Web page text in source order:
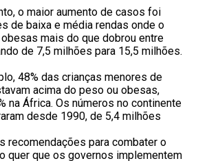
o maior aumento de casos foi
de baixa e média rendas onde o
mais do que dobrou entre
de 7,5 milhões para 15,5 milhões.
48% das crianças menores de
acima do peso ou obesas,
na África. Os números no continente
desde 1990, de 5,4 milhões
recomendações para combater o
quer que os governos implementem